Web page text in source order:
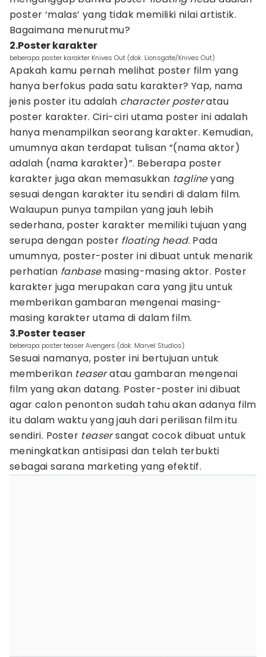
poster ‘malas’ yang tidak memiliki nilai artistik.
Bagaimana menurutmu?
2.Poster karakter
beberapa poster karakter Knives Out (dok. Lionsgate/Knives Out)
Apakah kamu pernah melihat poster film yang
hanya berfokus pada satu karakter? Yap, nama
jenis poster itu adalah character posteratau
poster karakter. Ciri-ciri utama poster ini adalah
hanya menampilkan seorang karakter. Kemudian,
umumnya akan terdapat tulisan “(nama aktor)
adalah (nama karakter)”. Beberapa poster
karakter juga akan memasukkan taglineyang
sesuai dengan karakter itu sendiri di dalam film.
Walaupun punya tampilan yang jauh lebih
sederhana, poster karakter memiliki tujuan yang
serupa dengan poster floating head. Pada
umumnya, poster-poster ini dibuat untuk menarik
perhatian fanbasemasing-masing aktor. Poster
karakter juga merupakan cara yang jitu untuk
memberikan gambaran mengenai masing-
masing karakter utama di dalam film.
3.Poster teaser
beberapa poster teaser Avengers (dok. Marvel Studios)
Sesuai namanya, poster ini bertujuan untuk
memberikan teaseratau gambaran mengenai
film yang akan datang. Poster-poster ini dibuat
agar calon penonton sudah tahu akan adanya film
itu dalam waktu yang jauh dari perilisan film itu
sendiri. Poster teasersangat cocok dibuat untuk
meningkatkan antisipasi dan telah terbukti
sebagai sarana marketing yang efektif.